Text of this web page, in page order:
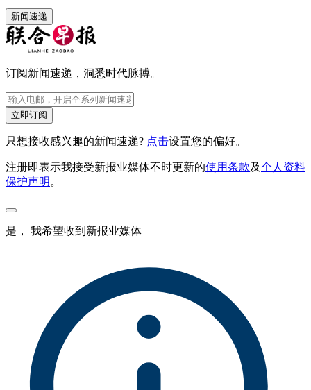
新闻速递
订阅新闻速递，洞悉时代脉搏。
立即订阅
只想接收感兴趣的新闻速递? 点击设置您的偏好。
注册即表示我接受新报业媒体不时更新的使用条款及个人资料
保护声明。
是， 我希望收到新报业媒体